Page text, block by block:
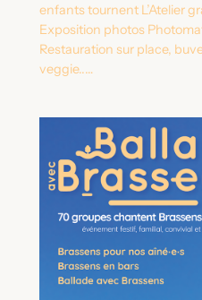
enfants tournent L’Atelier
Exposition photos
Restauration sur place,
veggie..…